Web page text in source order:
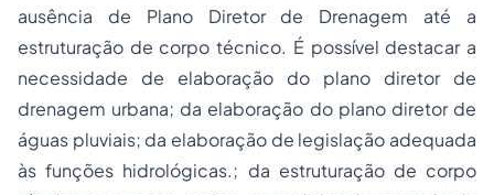
ausência de Plano Diretor de Drenagem até a
estruturação de corpo técnico. É possível destacar a
necessidade de elaboração do plano diretor de
drenagem urbana; da elaboração do plano diretor de
águas pluviais; da elaboração de legislação adequada
às funções hidrológicas.; da estruturação de corpo